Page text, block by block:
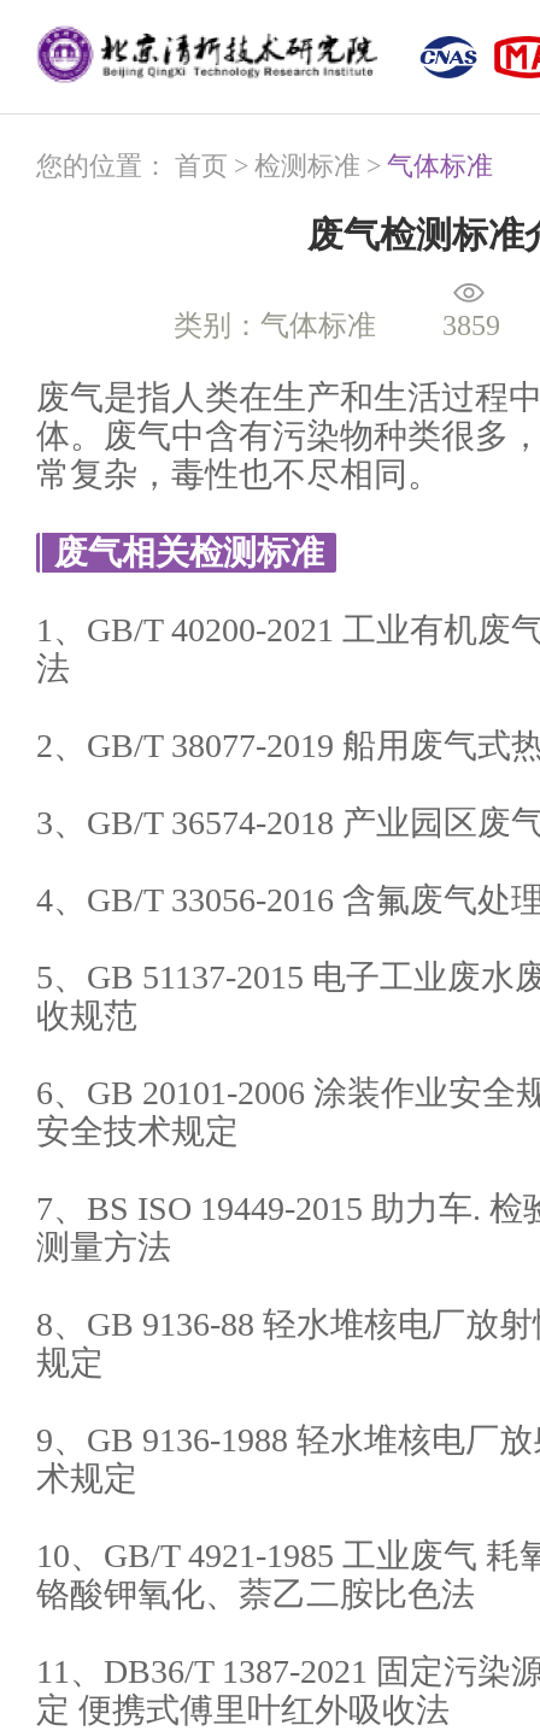
您的位置： 首页 > 检测标准 > 气体标准
废气检测标准
类别：气体标准 3859
废气是指人类在生产和生活过程
体。废气中含有污染物种类很多
常复杂，毒性也不尽相同。
废气相关检测标准
1、GB/T 40200-2021 工业有机废
法
2、GB/T 38077-2019 船用废气式
3、GB/T 36574-2018 产业园区废
4、GB/T 33056-2016 含氟废气处
5、GB 51137-2015 电子工业废水
收规范
6、GB 20101-2006 涂装作业安全
安全技术规定
7、BS ISO 19449-2015 助力车.
测量方法
8、GB 9136-88 轻水堆核电厂放
规定
9、GB 9136-1988 轻水堆核电厂
术规定
10、GB/T 4921-1985 工业废气
铬酸钾氧化、萘乙二胺比色法
11、DB36/T 1387-2021 固定污染
定 便携式傅里叶红外吸收法